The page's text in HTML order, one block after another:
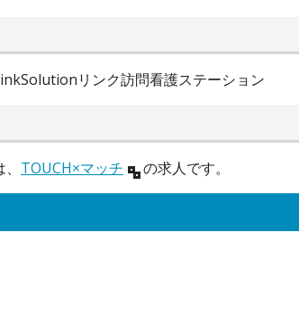
リンク訪問看護ステーション
TOUCH×マッチ の求人です。